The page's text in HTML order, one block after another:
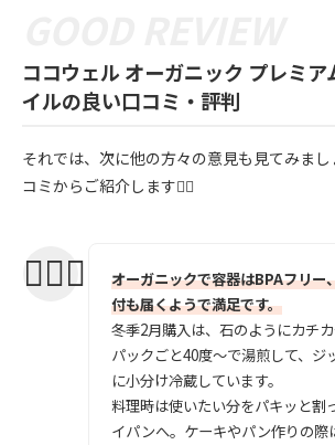
ココウェル オーガニック プレミ
イルの良い口コミ・評判
それでは、次に他の方々の意見も見てみま
コミからご紹介します💁‍♀️
オーガニックで容器はBPAフリー
付も届くようで満足です。
冬季2月購入は、石のようにカチ
パックごと40度〜で湯煎して、ジ
に小分け冷蔵しています。
料理時は使いたい分をパキッと割
イパンへ。ケーキやパン作りの際